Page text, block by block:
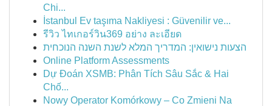
Chi...
İstanbul Ev taşıma Nakliyesi : Güvenilir ve...
รีวิว ไทเกอร์วิน369 อย่าง ละเอียด
הצעות נישואין: המדריך המלא לשנת השנה הנוכחית
Online Platform Assessments
Dự Đoán XSMB: Phân Tích Sâu Sắc & Hai
Chố...
Nowy Operator Komórkowy – Co Zmieni Na